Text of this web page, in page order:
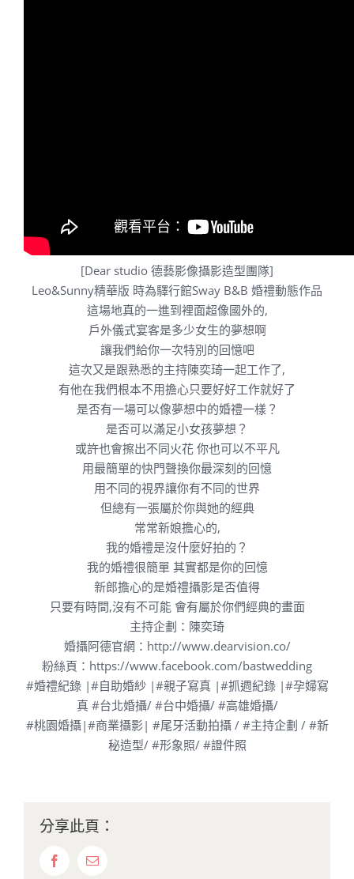
[Dear studio 德藝影像攝影造型團隊]
Leo&Sunny精華版 時為驛行館Sway B&B 婚禮動態作品
這場地真的一進到裡面超像國外的,
戶外儀式宴客是多少女生的夢想啊
讓我們給你一次特別的回憶吧
這次又是跟熟悉的主持陳奕琦一起工作了,
有他在我們根本不用擔心只要好好工作就好了
是否有一場可以像夢想中的婚禮一樣？
是否可以滿足小女孩夢想？
或許也會擦出不同火花 你也可以不平凡
用最簡單的快門聲換你最深刻的回憶
用不同的視界讓你有不同的世界
但總有一張屬於你與她的經典
常常新娘擔心的,
我的婚禮是沒什麼好拍的？
我的婚禮很簡單 其實都是你的回憶
新郎擔心的是婚禮攝影是否值得
只要有時間,沒有不可能 會有屬於你們經典的畫面
主持企劃：陳奕琦
婚攝阿德官網： http://www.dearvision.co/
粉絲頁： https://www.facebook.com/bastwedding
#婚禮紀錄|#自助婚紗|#親子寫真|#抓週紀錄|#孕婦寫
真 #台北婚攝/ #台中婚攝/ #高雄婚攝/
#桃園婚攝|#商業攝影 | #尾牙活動拍攝/ #主持企劃 / #新
秘造型/ #形象照/ #證件照
分享此頁：
FacebookEmail: